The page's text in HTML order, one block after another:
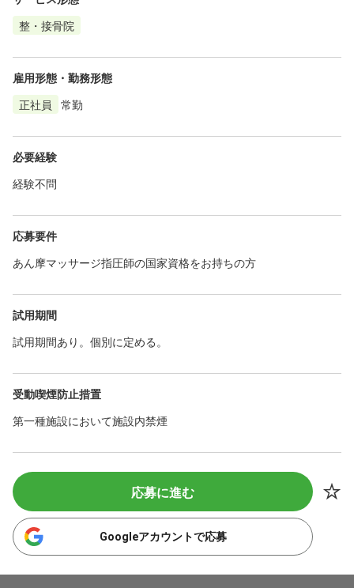
整・接骨院
雇用形態・勤務形態
正社員
常勤
必要経験
経験不問
応募要件
あん摩マッサージ指圧師の国家資格をお持ちの方
試用期間
試用期間あり。個別に定める。
受動喫煙防止措置
第一種施設において施設内禁煙
応募に進む
Googleアカウントで応募